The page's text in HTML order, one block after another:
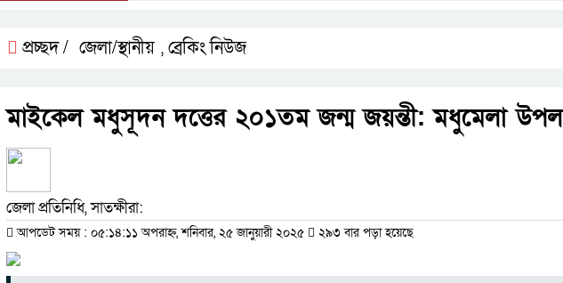
প্রচ্ছদ / জেলা/স্থানীয় , ব্রেকিং নিউজ
মাইকেল মধুসূদন দত্তের ২০১তম জন্ম জয়ন্তী: মধুমেলা
জেলা প্রতিনিধি, সাতক্ষীরা:
আপডেট সময় : ০৫:১৪:১১ অপরাহ্ন, শনিবার, ২৫ জানুয়ারী ২০২৫ ২৯৩ বার পড়া হয়েছে